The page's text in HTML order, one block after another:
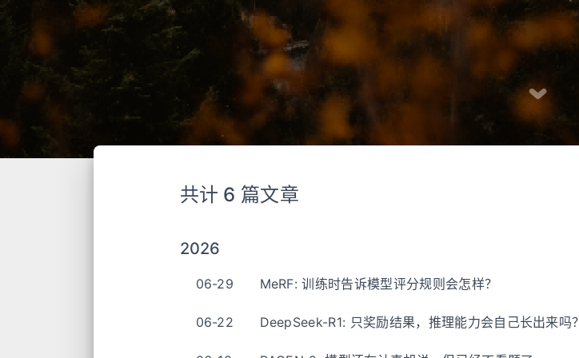
共计 6 篇文章
2026
06-29 MeRF: 训练时告诉模型评分规则会怎样？
06-22 DeepSeek-R1: 只奖励结果，推理能力会自己长出来吗？